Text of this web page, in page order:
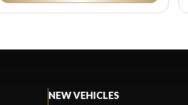
NEW VEHICLES